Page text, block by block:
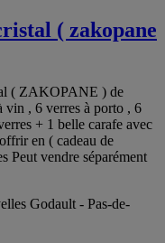
( zakopane
( ZAKOPANE ) de
vin , 6 verres à porto , 6
+ 1 belle carafe avec
en ( cadeau de
Peut vendre séparément
Godault - Pas-de-